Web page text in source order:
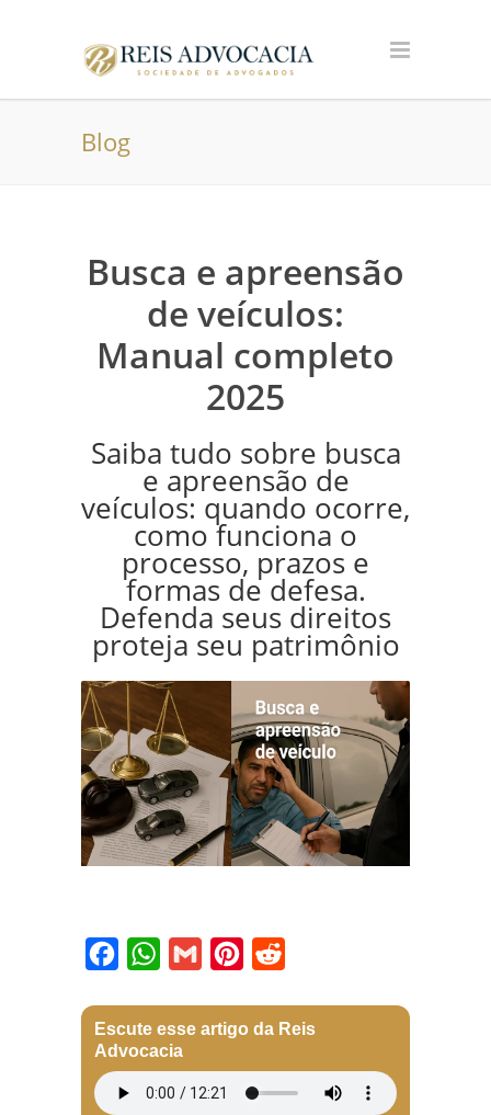
Blog
Busca e apreensão
de veículos:
Manual completo
2025
Saiba tudo sobre busca
e apreensão de
veículos: quando ocorre,
como funciona o
processo, prazos e
formas de defesa.
Defenda seus direitos
proteja seu patrimônio
Escute esse artigo da Reis
Advocacia